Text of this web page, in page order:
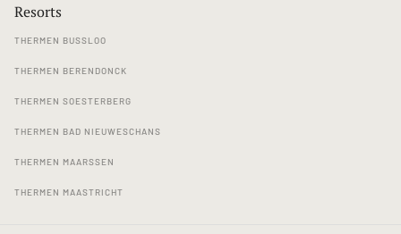
Resorts
THERMEN BUSSLOO
THERMEN BERENDONCK
THERMEN SOESTERBERG
THERMEN BAD NIEUWESCHANS
THERMEN MAARSSEN
THERMEN MAASTRICHT